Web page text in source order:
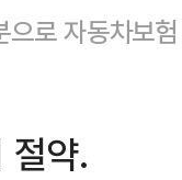
으로 자동차보
절약.